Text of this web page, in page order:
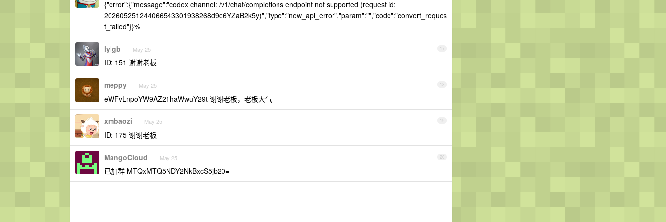
{"error":{"message":"codex channel: /v1/chat/completions endpoint not supported (request id:
202605251244066543301938268d9d6YZaB2k5y)","type":"new_api_error","param":"","code":"convert_reques
t_failed"}}%
17
lylgb May 25
ID: 151 谢谢老板
18
meppy May 25
eWFvLnpoYW9AZ21haWwuY29t 谢谢老板，老板大气
19
xmbaozi May 25
ID: 175 谢谢老板
20
MangoCloud May 25
已加群 MTQxMTQ5NDY2NkBxcS5jb20=